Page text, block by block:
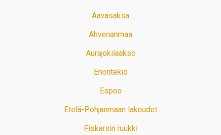
Aavasaksa
Ahvenanmaa
Aurajokilaakso
Enontekiö
Espoo
Etelä-Pohjanmaan lakeudet
Fiskarsin ruukki